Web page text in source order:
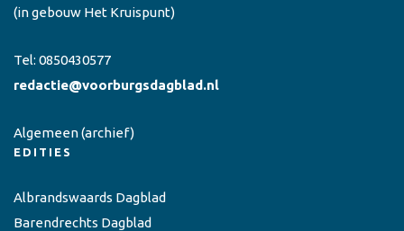
(in gebouw Het Kruispunt)
Tel: 0850430577
redactie@voorburgsdagblad.nl
Algemeen(archief)
EDITIES
Albrandswaards Dagblad
Barendrechts Dagblad